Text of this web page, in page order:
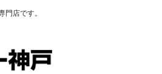
店です。